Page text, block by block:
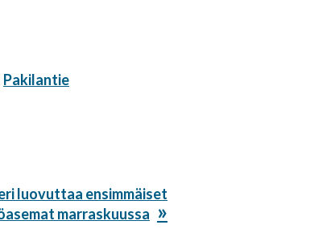
Pakilantie
luovuttaa ensimmäiset
marraskuussa